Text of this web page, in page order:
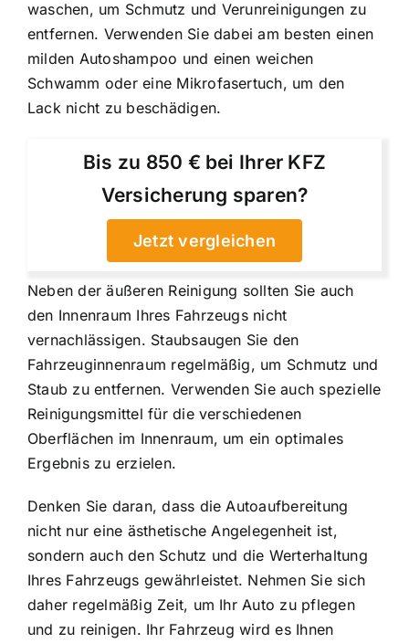
waschen, um Schmutz und Verunreinigungen zu
entfernen. Verwenden Sie dabei am besten einen
milden Autoshampoo und einen weichen
Schwamm oder eine Mikrofasertuch, um den
Lack nicht zu beschädigen.
Bis zu 850 € bei Ihrer KFZ
Versicherung sparen?
Jetzt vergleichen
Neben der äußeren Reinigung sollten Sie auch
den Innenraum Ihres Fahrzeugs nicht
vernachlässigen. Staubsaugen Sie den
Fahrzeuginnenraum regelmäßig, um Schmutz und
Staub zu entfernen. Verwenden Sie auch spezielle
Reinigungsmittel für die verschiedenen
Oberflächen im Innenraum, um ein optimales
Ergebnis zu erzielen.
Denken Sie daran, dass die Autoaufbereitung
nicht nur eine ästhetische Angelegenheit ist,
sondern auch den Schutz und die Werterhaltung
Ihres Fahrzeugs gewährleistet. Nehmen Sie sich
daher regelmäßig Zeit, um Ihr Auto zu pflegen
und zu reinigen. Ihr Fahrzeug wird es Ihnen